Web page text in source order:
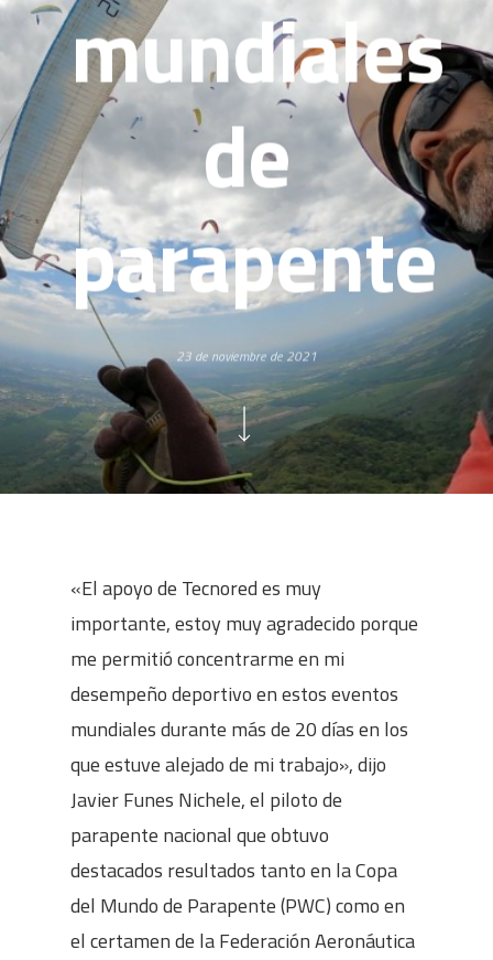
mundiales
de
parapente
23 de noviembre de 2021
«El apoyo de Tecnored es muy
importante, estoy muy agradecido porque
me permitió concentrarme en mi
desempeño deportivo en estos eventos
mundiales durante más de 20 días en los
que estuve alejado de mi trabajo», dijo
Javier Funes Nichele, el piloto de
parapente nacional que obtuvo
destacados resultados tanto en la Copa
del Mundo de Parapente (PWC) como en
el certamen de la Federación Aeronáutica